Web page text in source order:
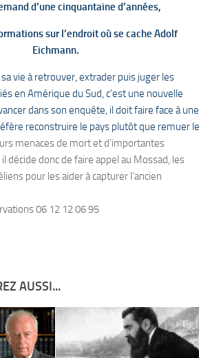
d’une cinquantaine d’années,
sur l’endroit où se cache Adolf
Eichmann.
vie à retrouver, extrader puis juger les
en Amérique du Sud, c’est une nouvelle
dans son enquête, il doit faire face à une
reconstruire le pays plutôt que remuer le
menaces de mort et d’importantes
décide donc de faire appel au Mossad, les
pour les aider à capturer l’ancien
06 12 12 06 95
AUSSI...